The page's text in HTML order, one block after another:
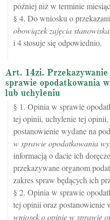
później niż w terminie
§ 4. Do wniosku o
obowiązek zajęcia
i 4 stosuje się odpowiednio.
Art. 14zi.
sprawie opodatkowania
lub uchyleniu
§ 1. Opinia w sprawie
tej opinii, uchylenie tej
postanowienie wydane na
w sprawie opodatkowania
informacją o dacie ich
przekazywane organom
zakres spraw będących ich
§ 2. Opinia w sprawie
tej opinii oraz postanowienie
wniosek o opinię w sprawie